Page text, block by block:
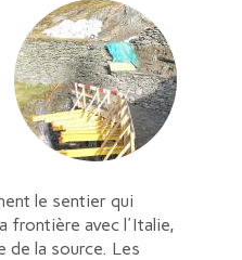
le sentier qui
frontière avec l'Italie,
de la source. Les